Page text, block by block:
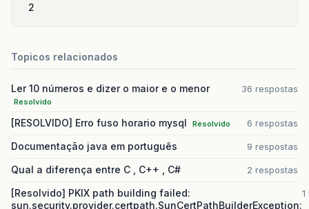
2
Topicos relacionados
Ler 10 números e dizer o maior e o menor
Resolvido
36 respostas
[RESOLVIDO] Erro fuso horario mysql Resolvido 6 respostas
Documentação java em português 9 respostas
Qual a diferença entre C , C++ , C# 2 respostas
[Resolvido] PKIX path building failed:
sun.security.provider.certpath.SunCertPathBuilderException: